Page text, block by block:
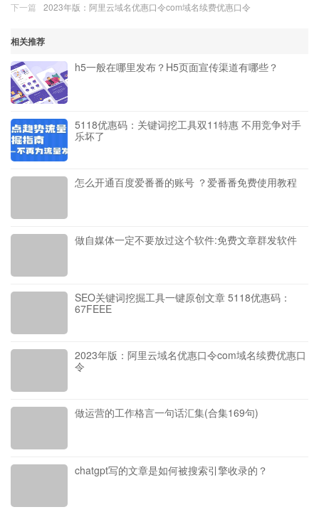
下一篇
2023年版：阿里云域名优惠口令com域名续费优惠口令
相关推荐
h5一般在哪里发布？H5页面宣传渠道有哪些？
5118优惠码：关键词挖工具双11特惠 不用竞争对手
乐坏了
怎么开通百度爱番番的账号 ？爱番番免费使用教程
做自媒体一定不要放过这个软件:免费文章群发软件
SEO关键词挖掘工具一键原创文章 5118优惠码：
67FEEE
2023年版：阿里云域名优惠口令com域名续费优惠口
令
做运营的工作格言一句话汇集(合集169句)
chatgpt写的文章是如何被搜索引擎收录的？